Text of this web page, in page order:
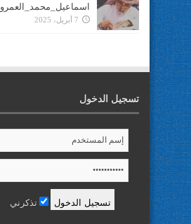
اسماعيل_محمد_العمرو
7 أبريل، 2025
تسجيل الدخول
تذكرني